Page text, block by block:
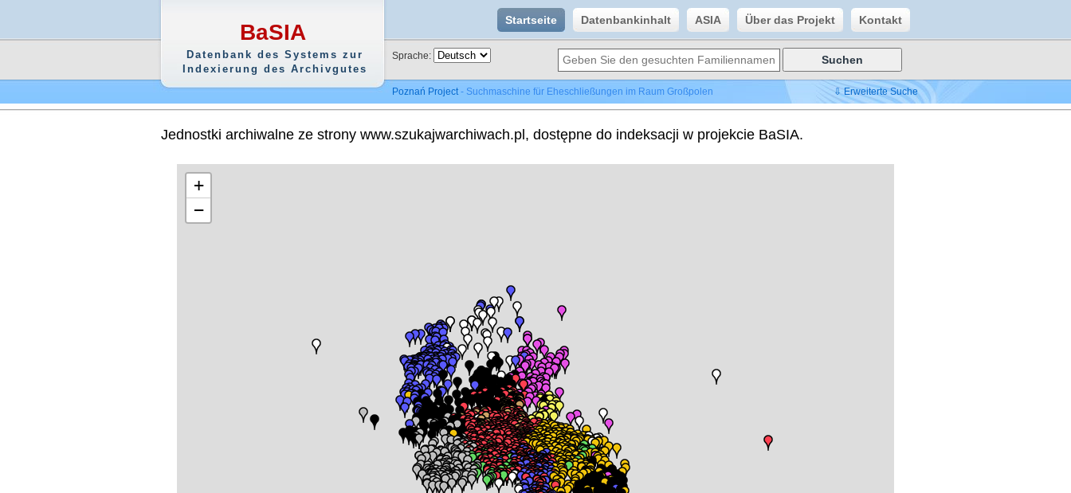
BaSIA
Datenbank des Systems zur
Indexierung des Archivgutes
Startseite Datenbankinhalt ASIA Über das Projekt Kontakt
Sprache:
Poznań Project- Suchmaschine für Eheschließungen im Raum Großpolen ⇩ Erweiterte Suche
Jednostki archiwalne ze strony www.szukajwarchiwach.pl, dostępne do indeksacji w projekcie BaSIA.
+
−